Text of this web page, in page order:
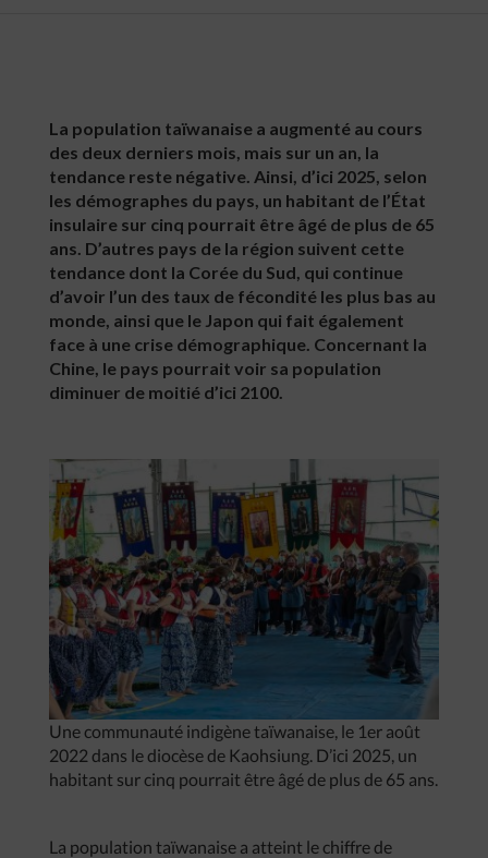
La population taïwanaise a augmenté au cours
des deux derniers mois, mais sur un an, la
tendance reste négative. Ainsi, d’ici 2025, selon
les démographes du pays, un habitant de l’État
insulaire sur cinq pourrait être âgé de plus de 65
ans. D’autres pays de la région suivent cette
tendance dont la Corée du Sud, qui continue
d’avoir l’un des taux de fécondité les plus bas au
monde, ainsi que le Japon qui fait également
face à une crise démographique. Concernant la
Chine, le pays pourrait voir sa population
diminuer de moitié d’ici 2100.
Une communauté indigène taïwanaise, le 1er août
2022 dans le diocèse de Kaohsiung. D’ici 2025, un
habitant sur cinq pourrait être âgé de plus de 65 ans.
La population taïwanaise a atteint le chiffre de